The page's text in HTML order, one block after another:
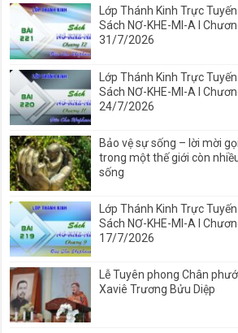
Lớp Thánh Kinh Trực
Sách NƠ-KHE-MI-A I
31/7/2026
Lớp Thánh Kinh Trực
Sách NƠ-KHE-MI-A I
24/7/2026
Bảo vệ sự sống – lời mời
trong một thế giới còn
sống
Lớp Thánh Kinh Trực
Sách NƠ-KHE-MI-A I
17/7/2026
Lễ Tuyên phong Chân
Xaviê Trương Bửu Diệp